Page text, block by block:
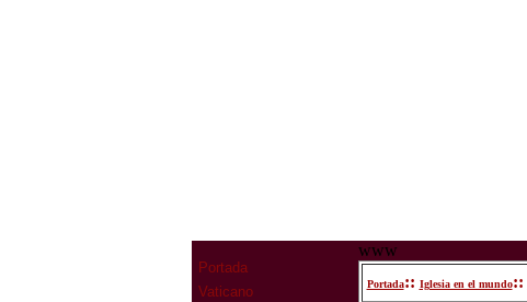
Portada
Vaticano
www
Portada:: Iglesia en el mundo::